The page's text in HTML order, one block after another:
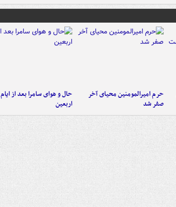
حرم امیرالمومنین محیای آخر
صفر شد
حال و هوای سامرا بعد از ایام
اربعین